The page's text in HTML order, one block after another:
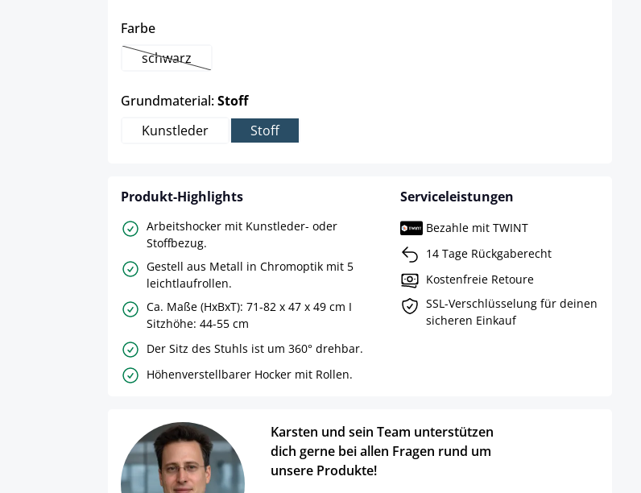
Farbeauswählen
schwarz(Diese Option ist zurzeit nicht verfügbar.)
Grundmaterial:Stoffauswählen
Kunstleder
Stoff
Produkt-Highlights
Arbeitshocker mit Kunstleder- oder
Stoffbezug.
Gestell aus Metall in Chromoptik mit 5
leichtlaufrollen.
Ca. Maße (HxBxT): 71-82 x 47 x 49 cm I
Sitzhöhe: 44-55 cm
Der Sitz des Stuhls ist um 360° drehbar.
Höhenverstellbarer Hocker mit Rollen.
Serviceleistungen
Bezahle mit TWINT
14 Tage Rückgaberecht
Kostenfreie Retoure
SSL-Verschlüsselung für deinen
sicheren Einkauf
Karsten und sein Team unterstützen
dich gerne bei allen Fragen rund um
unsere Produkte!